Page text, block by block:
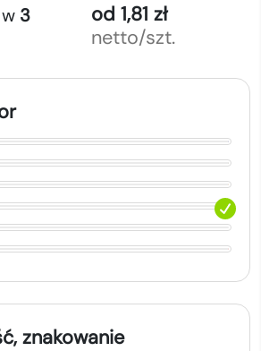
3
od 1,81 zł
netto/szt.
znakowanie